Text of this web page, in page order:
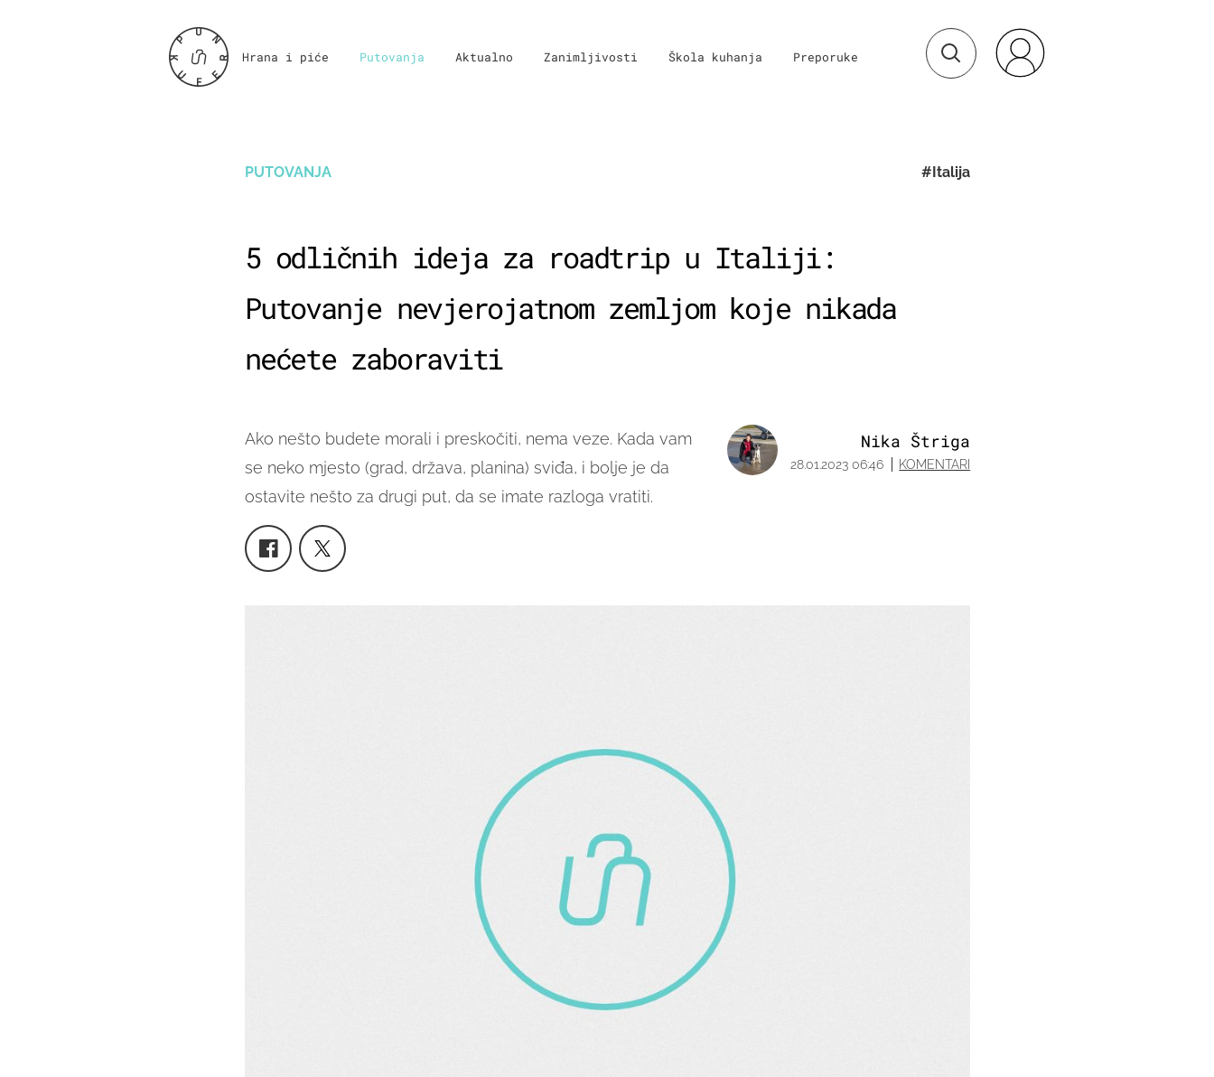
Hrana i piće Putovanja Aktualno Zanimljivosti Škola kuhanja Preporuke
PUTOVANJA #Italija
5 odličnih ideja za roadtrip u Italiji:
Putovanje nevjerojatnom zemljom koje nikada
nećete zaboraviti
Ako nešto budete morali i preskočiti, nema veze. Kada vam
se neko mjesto (grad, država, planina) sviđa, i bolje je da
ostavite nešto za drugi put, da se imate razloga vratiti.
Nika Štriga
28.01.2023 06:46 KOMENTARI